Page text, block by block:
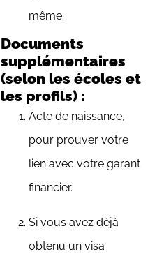
même.
Documents
supplémentaires
(selon les écoles et
les profils) :
Acte de naissance,
pour prouver votre
lien avec votre garant
financier.
Si vous avez déjà
obtenu un visa